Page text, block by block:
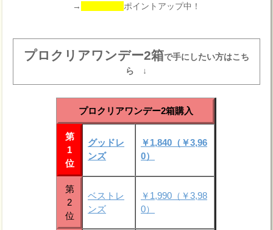
→
ポイントアップ中！
プロクリアワンデー2箱で手にしたい方はこち
ら ↓
プロクリアワンデー2箱購入
第
1
位
グッドレ
ンズ
￥1,840（￥3,96
0）
第
2
位
ベストレ
ンズ
￥1,990（￥3,98
0）